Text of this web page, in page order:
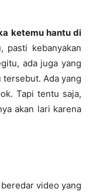
ketemu hantu di
pasti kebanyakan
ada juga yang
Ada yang
Tapi tentu saja,
akan lari karena
video yang